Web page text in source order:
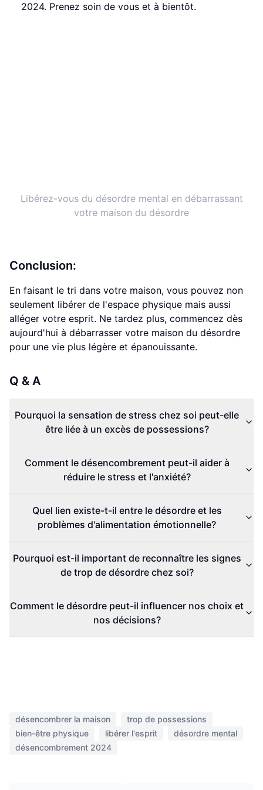
2024. Prenez soin de vous et à bientôt.
Libérez-vous du désordre mental en débarrassant
votre maison du désordre
Conclusion:
En faisant le tri dans votre maison, vous pouvez non
seulement libérer de l'espace physique mais aussi
alléger votre esprit. Ne tardez plus, commencez dès
aujourd'hui à débarrasser votre maison du désordre
pour une vie plus légère et épanouissante.
Q & A
Pourquoi la sensation de stress chez soi peut-elle
être liée à un excès de possessions?
Comment le désencombrement peut-il aider à
réduire le stress et l'anxiété?
Quel lien existe-t-il entre le désordre et les
problèmes d'alimentation émotionnelle?
Pourquoi est-il important de reconnaître les signes
de trop de désordre chez soi?
Comment le désordre peut-il influencer nos choix et
nos décisions?
désencombrer la maison
trop de possessions
bien-être physique
libérer l'esprit
désordre mental
désencombrement 2024